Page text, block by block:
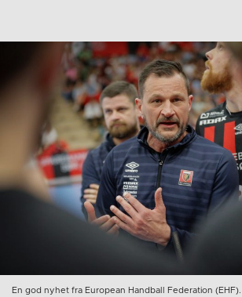
En god nyhet fra European Handball Federation